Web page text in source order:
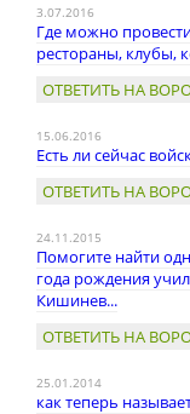
3.07.2016
Где можно
рестораны, клубы,
ОТВЕТИТЬ НА
15.06.2016
Есть ли сейчас
ОТВЕТИТЬ НА
24.11.2015
Помогите найти
года рождения
Кишинев...
ОТВЕТИТЬ НА
25.01.2014
как теперь